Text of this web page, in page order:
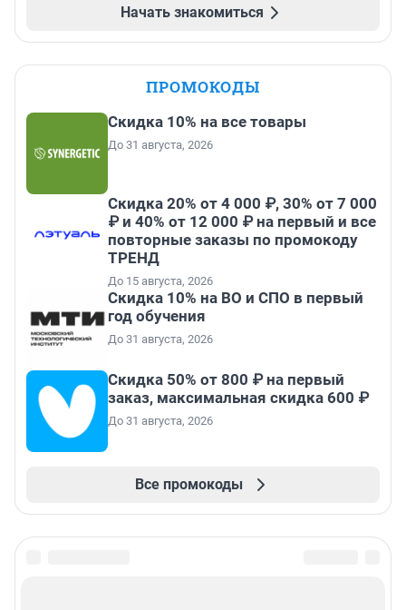
Начать знакомиться
ПРОМОКОДЫ
Скидка 10% на все товары
До 31 августа, 2026
Скидка 20% от 4 000 ₽, 30% от 7 000
₽ и 40% от 12 000 ₽ на первый и все
повторные заказы по промокоду
ТРЕНД
До 15 августа, 2026
Скидка 10% на ВО и СПО в первый
год обучения
До 31 августа, 2026
Скидка 50% от 800 ₽ на первый
заказ, максимальная скидка 600 ₽
До 31 августа, 2026
Все промокоды